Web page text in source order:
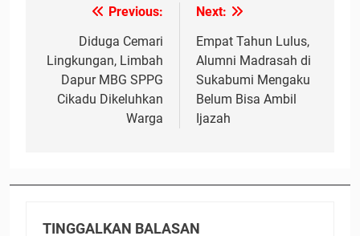
NavigasiPrevious:
Diduga Cemari
Lingkungan, Limbah
Dapur MBG SPPG
Cikadu Dikeluhkan
Warga
Next:
Empat Tahun Lulus,
Alumni Madrasah di
Sukabumi Mengaku
Belum Bisa Ambil
Ijazah
TINGGALKAN BALASAN